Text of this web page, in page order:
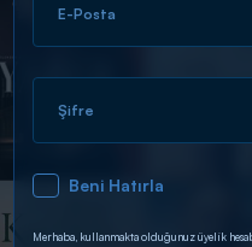
DİĞER SONUÇLAR
E-Posta
Şifre
Beni Hatırla
Merhaba, kullanmakta olduğunuz üyelik